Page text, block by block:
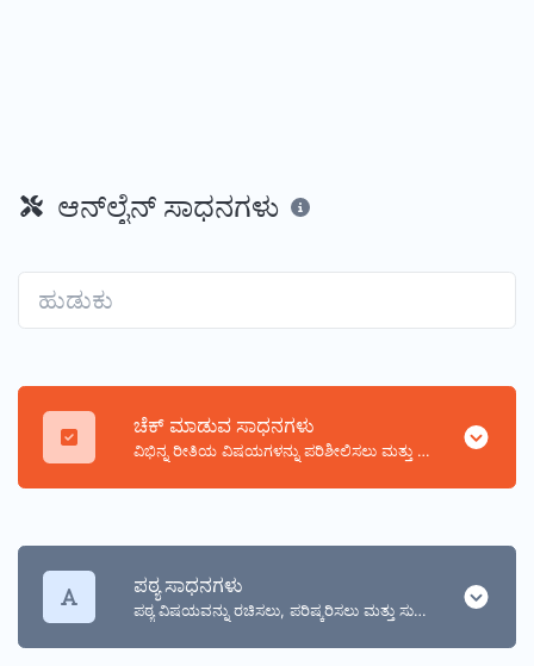
ಆನ್‌ಲೈನ್ ಸಾಧನಗಳು
ಚೆಕ್ ಮಾಡುವ ಸಾಧನಗಳು
ವಿಭಿನ್ನ ರೀತಿಯ ವಿಷಯಗಳನ್ನು ಪರಿಶೀಲಿಸಲು ಮತ್ತು ದೃಢೀಕರಿಸಲು ಸಹಾಯ ಮಾಡುವ ಉತ್ತಮ ಚೆಕರ್-ಪ್ರಕಾರದ ಸಾಧನಗಳ ಸಂಗ್ರಹ.
ಪಠ್ಯ ಸಾಧನಗಳು
ಪಠ್ಯ ವಿಷಯವನ್ನು ರಚಿಸಲು, ಪರಿಷ್ಕರಿಸಲು ಮತ್ತು ಸುಧಾರಿಸಲು ಸಹಾಯ ಮಾಡುವ ಪಠ್ಯ ವಿಷಯಕ್ಕೆ ಸಂಬಂಧಿಸಿದ ಸಾಧನಗಳ ಸಂಗ್ರಹ.